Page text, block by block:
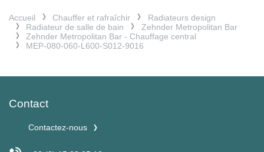
Accueil Chauffer et rafraîchir
Radiateurs design
Radiateur de salle de bain
Zehnder Metropolitan Bar
Zehnder Metropolitan Bar - Chauffage central
MEP-080-060-L600-S012-9016
Contact
Contactez-nous